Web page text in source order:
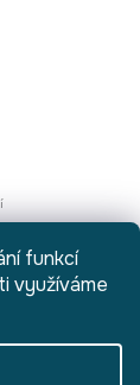
funkcí
využíváme